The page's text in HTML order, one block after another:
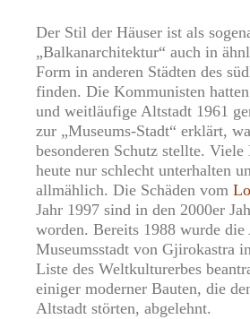
Der Stil der Häuser ist als
„Balkanarchitektur“ auch in
Form in anderen Städten des
finden. Die Kommunisten
und weitläufige Altstadt 1961
zur „Museums-Stadt“ erklärt,
besonderen Schutz stellte. Viele
heute nur schlecht unterhalten
allmählich. Die Schäden vom
Jahr 1997 sind in den 2000er
worden. Bereits 1988 wurde die
Museumsstadt von Gjirokastra
Liste des Weltkulturerbes
einiger moderner Bauten, die
Altstadt störten, abgelehnt.